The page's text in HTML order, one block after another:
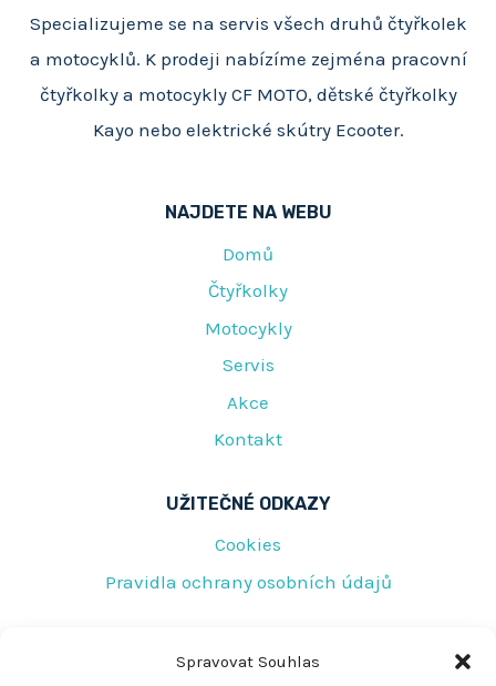
Spravovat Souhlas
Specializujeme se na servis všech druhů čtyřkolek
a motocyklů. K prodeji nabízíme zejména pracovní
čtyřkolky a motocykly CF MOTO, dětské čtyřkolky
Kayo nebo elektrické skútry Ecooter.
NAJDETE NA WEBU
Domů
Čtyřkolky
Motocykly
Servis
Akce
Kontakt
UŽITEČNÉ ODKAZY
Cookies
Pravidla ochrany osobních údajů